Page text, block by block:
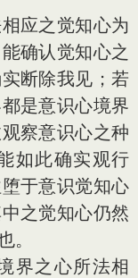
应之觉知心为
确认觉知心之
断除我见；若
是意识心境界
察意识心之种
如此确实观行
于意识觉知心
之觉知心仍然
。
之心所法相